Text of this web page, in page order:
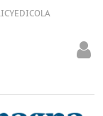
EDICOLA